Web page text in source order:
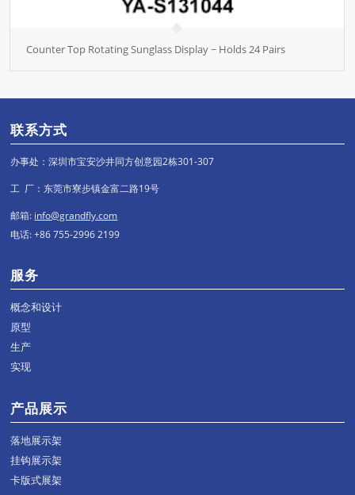
Counter Top Rotating Sunglass Display ~ Holds 24 Pairs
联系方式
办事处：深圳市宝安沙井同方创意园2栋301-307
工 厂：东莞市寮步镇金富二路19号
邮箱: info@grandfly.com
电话: +86 755-2996 2199
服务
概念和设计
原型
生产
实现
产品展示
落地展示架
挂钩展示架
卡版式展架